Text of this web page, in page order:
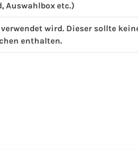
Auswahlbox etc.)
wird. Dieser sollte
enthalten.